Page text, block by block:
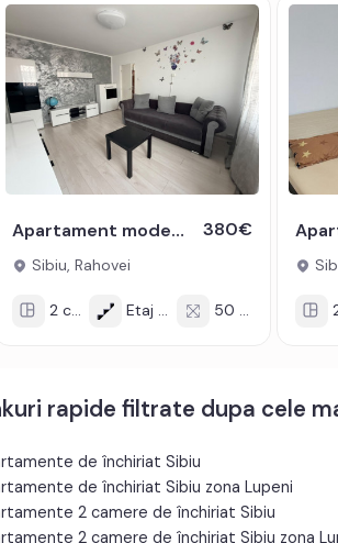
Apartament modern semidecomandat de inchiriat cu 2 camere zona Rahovei 380€
Sibiu, Rahovei
2 cam Etaj 4/4 50 mp
rapide filtrate dupa cele
de închiriat Sibiu
de închiriat Sibiu zona Lupeni
2 camere de închiriat Sibiu
2 camere de închiriat Sibiu zona